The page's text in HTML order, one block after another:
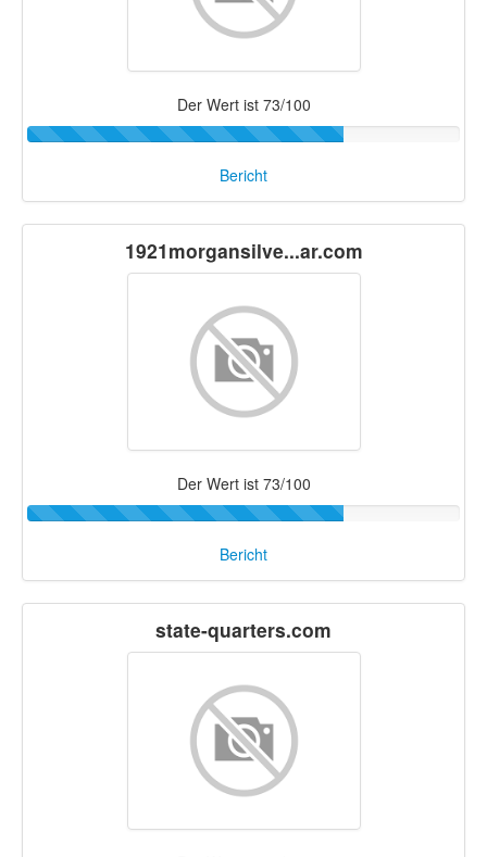
Der Wert ist 73/100
Bericht
1921morgansilve...ar.com
Der Wert ist 73/100
Bericht
state-quarters.com